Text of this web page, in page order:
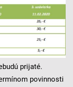
prijaté.
povinnosti